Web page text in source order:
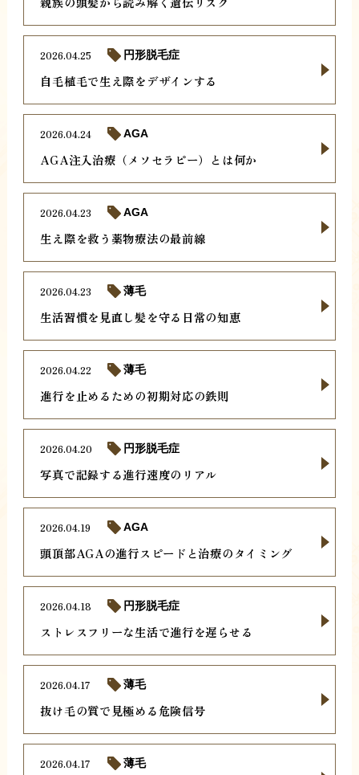
自毛植毛で生え際をデザインする
2026.04.25 円形脱毛症
AGA注入治療（メソセラピー）とは何か
2026.04.24 AGA
生え際を救う薬物療法の最前線
2026.04.23 AGA
生活習慣を見直し髪を守る日常の知恵
2026.04.23 薄毛
進行を止めるための初期対応の鉄則
2026.04.22 薄毛
写真で記録する進行速度のリアル
2026.04.20 円形脱毛症
頭頂部AGAの進行スピードと治療のタイミング
2026.04.19 AGA
ストレスフリーな生活で進行を遅らせる
2026.04.18 円形脱毛症
抜け毛の質で見極める危険信号
2026.04.17 薄毛
2026.04.17 薄毛